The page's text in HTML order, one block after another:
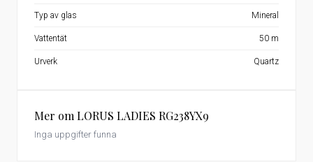
Mer om LORUS LADIES RG238YX9
Inga uppgifter funna
Typ av glas Mineral
Vattentät 50 m
Urverk Quartz